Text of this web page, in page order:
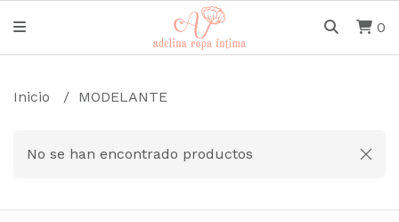
0
Inicio MODELANTE
No se han encontrado productos